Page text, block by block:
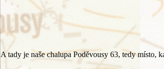
A tady je naše chalupa Poděvousy 63, tedy místo,